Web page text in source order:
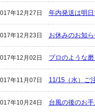
年12月27日 年内発送は明
年12月23日 お休みのお知
年12月02日 プロのような
年11月07日 11/15（水）ご
年10月24日 台風の後のお手